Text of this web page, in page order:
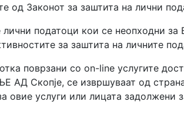
од Законот за заштита на лични
податоци кои се неопходни за
за заштита на личните
поврзани со on-line услугите
Скопје, се извршуваат од страна
овие услуги или лицата задолжени